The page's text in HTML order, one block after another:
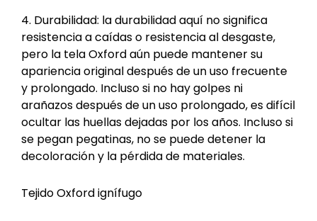
4. Durabilidad: la durabilidad aquí no significa
resistencia a caídas o resistencia al desgaste,
pero la tela Oxford aún puede mantener su
apariencia original después de un uso frecuente
y prolongado. Incluso si no hay golpes ni
arañazos después de un uso prolongado, es difícil
ocultar las huellas dejadas por los años. Incluso si
se pegan pegatinas, no se puede detener la
decoloración y la pérdida de materiales.
Tejido Oxford ignífugo